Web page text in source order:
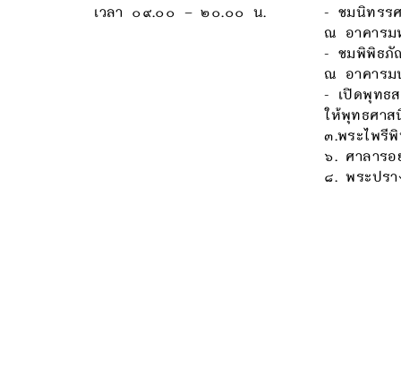
เวลา ๐๙.๐๐ – ๒๐.๐๐ น.
- ชมนิทรร
ณ อาคารม
- ชมพิพิธภัณ
ณ อาคารม
- เปิดพุทธ
ให้พุทธศา
๓.พระไพรี
๖. ศาลารอ
๘. พระปร